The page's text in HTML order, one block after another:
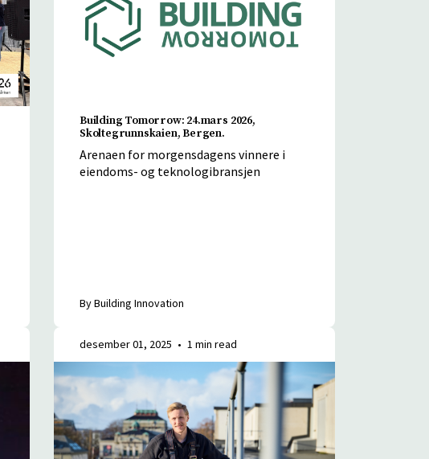
Building Tomorrow: 24.mars 2026,
Skoltegrunnskaien, Bergen.
Arenaen for morgensdagens vinnere i
eiendoms- og teknologibransjen
By Building Innovation
desember 01, 2025 • 1 min read